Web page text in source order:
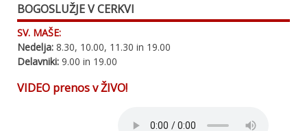
BOGOSLUŽJE V CERKVI
SV. MAŠE:
Nedelja: 8.30, 10.00, 11.30 in 19.00
Delavniki: 9.00 in 19.00
VIDEO prenos v ŽIVO!